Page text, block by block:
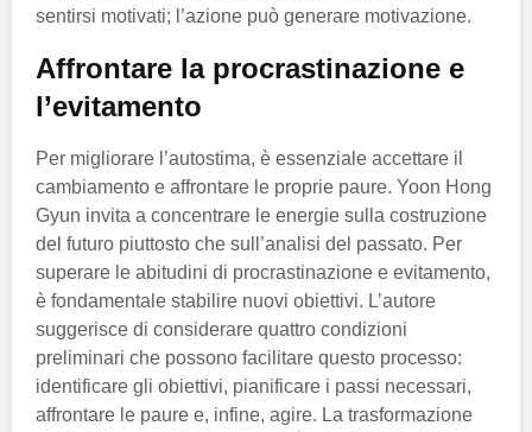
sentirsi motivati; l’azione può generare motivazione.
Affrontare la procrastinazione e
l’evitamento
Per migliorare l’autostima, è essenziale accettare il
cambiamento e affrontare le proprie paure. Yoon Hong
Gyun invita a concentrare le energie sulla costruzione
del futuro piuttosto che sull’analisi del passato. Per
superare le abitudini di procrastinazione e evitamento,
è fondamentale stabilire nuovi obiettivi. L’autore
suggerisce di considerare quattro condizioni
preliminari che possono facilitare questo processo:
identificare gli obiettivi, pianificare i passi necessari,
affrontare le paure e, infine, agire. La trasformazione